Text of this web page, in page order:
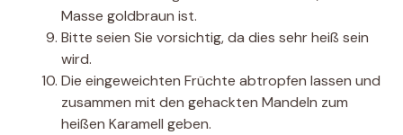
Masse goldbraun ist.
Bitte seien Sie vorsichtig, da dies sehr heiß sein
wird.
Die eingeweichten Früchte abtropfen lassen und
zusammen mit den gehackten Mandeln zum
heißen Karamell geben.